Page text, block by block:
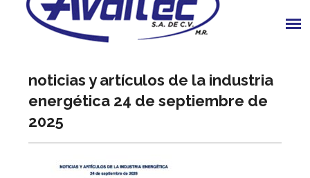
noticias y artículos de la industria
energética 24 de septiembre de
2025